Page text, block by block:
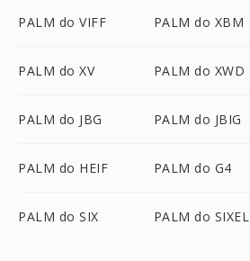
PALM do VIFF PALM do XBM
PALM do XV PALM do XWD
PALM do JBG PALM do JBIG
PALM do HEIF PALM do G4
PALM do SIX PALM do SIXEL